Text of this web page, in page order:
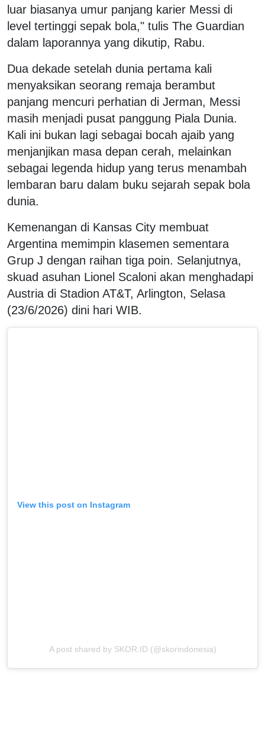
luar biasanya umur panjang karier Messi di
level tertinggi sepak bola," tulis The Guardian
dalam laporannya yang dikutip, Rabu.
Dua dekade setelah dunia pertama kali
menyaksikan seorang remaja berambut
panjang mencuri perhatian di Jerman, Messi
masih menjadi pusat panggung Piala Dunia.
Kali ini bukan lagi sebagai bocah ajaib yang
menjanjikan masa depan cerah, melainkan
sebagai legenda hidup yang terus menambah
lembaran baru dalam buku sejarah sepak bola
dunia.
Kemenangan di Kansas City membuat
Argentina memimpin klasemen sementara
Grup J dengan raihan tiga poin. Selanjutnya,
skuad asuhan Lionel Scaloni akan menghadapi
Austria di Stadion AT&T, Arlington, Selasa
(23/6/2026) dini hari WIB.
View this post on Instagram
A post shared by SKOR.ID (@skorindonesia)